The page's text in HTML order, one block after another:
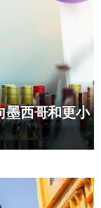
墨西哥和更小